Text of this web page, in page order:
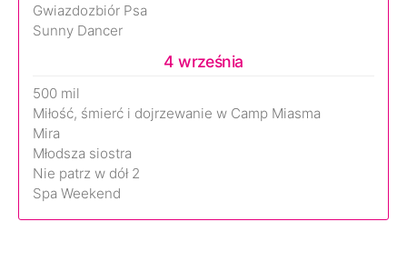
Gwiazdozbiór Psa
Sunny Dancer
4 września
500 mil
Miłość, śmierć i dojrzewanie w Camp Miasma
Mira
Młodsza siostra
Nie patrz w dół 2
Spa Weekend